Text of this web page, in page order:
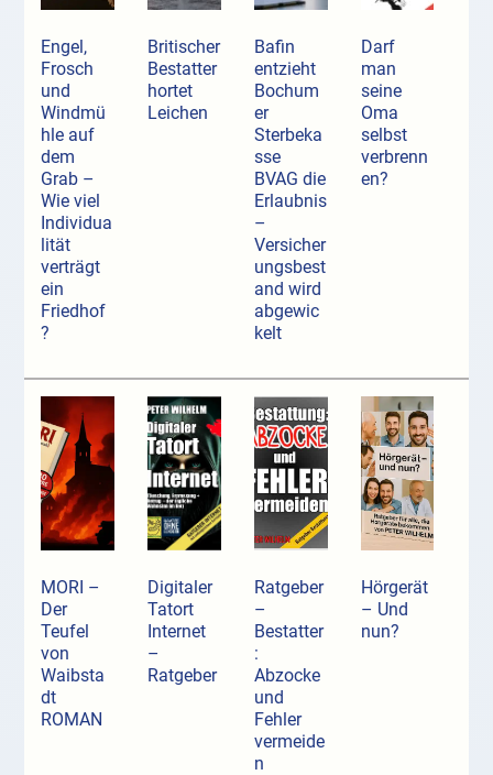
Engel,
Frosch
und
Windmü
hle auf
dem
Grab –
Wie viel
Individua
lität
verträgt
ein
Friedhof
?
Britischer
Bestatter
hortet
Leichen
Bafin
entzieht
Bochum
er
Sterbeka
sse
BVAG die
Erlaubnis
–
Versicher
ungsbest
and wird
abgewic
kelt
Darf
man
seine
Oma
selbst
verbrenn
en?
MORI –
Der
Teufel
von
Waibsta
dt
ROMAN
Digitaler
Tatort
Internet
–
Ratgeber
Ratgeber
–
Bestatter
:
Abzocke
und
Fehler
vermeide
n
Hörgerät
– Und
nun?